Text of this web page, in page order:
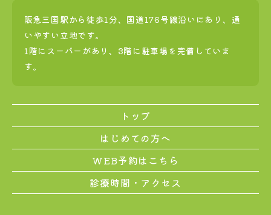
阪急三国駅から徒歩1分、国道176号線沿いにあり、通
いやすい立地です。
1階にスーパーがあり、3階に駐車場を完備していま
す。
トップ
はじめての方へ
WEB予約はこちら
診療時間・アクセス